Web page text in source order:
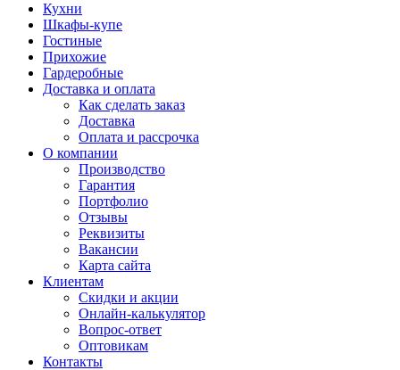
Кухни
Шкафы-купе
Гостиные
Прихожие
Гардеробные
Доставка и оплата
Как сделать заказ
Доставка
Оплата и рассрочка
О компании
Производство
Гарантия
Портфолио
Отзывы
Реквизиты
Вакансии
Карта сайта
Клиентам
Скидки и акции
Онлайн-калькулятор
Вопрос-ответ
Оптовикам
Контакты